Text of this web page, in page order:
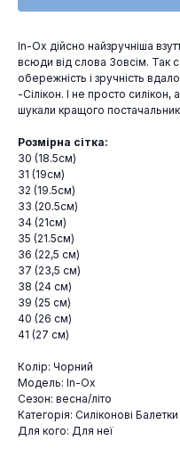
In-Ox дійсно найзручніша
всюди від слова Зовсім. Так
обережність і зручність
-Сілікон. І не просто силікон,
шукали кращого
Розмірна сітка:
30 (18.5см)
31 (19см)
32 (19.5см)
33 (20.5см)
34 (21см)
35 (21.5см)
36 (22,5 см)
37 (23,5 см)
38 (24 см)
39 (25 см)
40 (26 см)
41 (27 см)
Колір: Чорний
Модель: In-Ox
Сезон: весна/літо
Категорія: Силіконові Балетки
Для кого: Для неї